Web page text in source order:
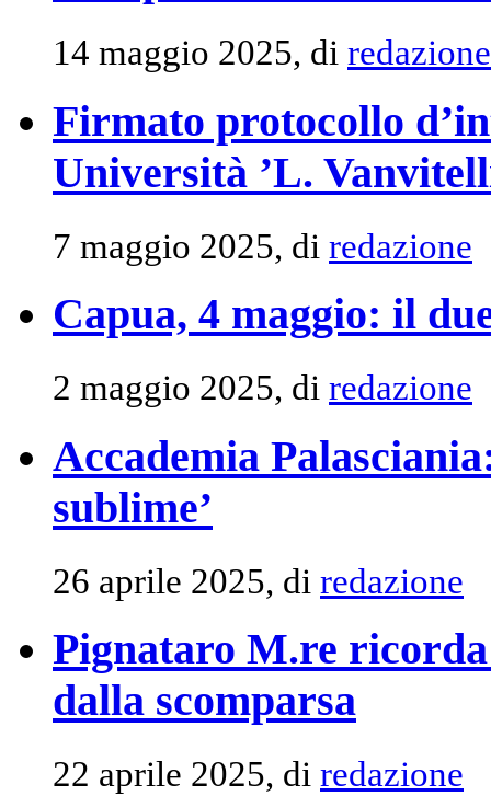
14 maggio 2025, di redazione
Firmato protocollo
Università ’L.
7 maggio 2025, di redazione
Capua, 4 maggio: il
2 maggio 2025, di redazione
Accademia
sublime’
26 aprile 2025, di redazione
Pignataro M.re
dalla scomparsa
22 aprile 2025, di redazione